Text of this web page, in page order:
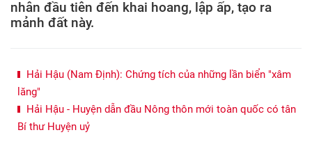
nhân đầu tiên đến khai hoang, lập ấp, tạo ra
mảnh đất này.
Hải Hậu (Nam Định): Chứng tích của những lần biển "xâm
lăng"
Hải Hậu - Huyện dẫn đầu Nông thôn mới toàn quốc có tân
Bí thư Huyện uỷ